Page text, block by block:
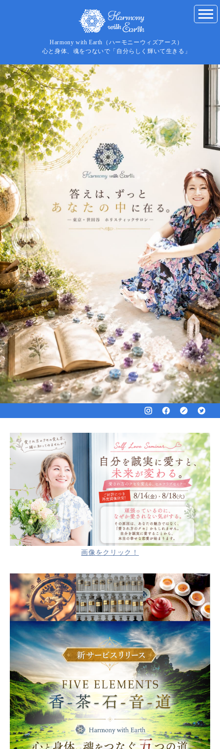
Harmony with Earth（ハーモニーウィズアース）
心と身体、魂をつないで「自分らしく輝いて生きる」
画像をクリック！